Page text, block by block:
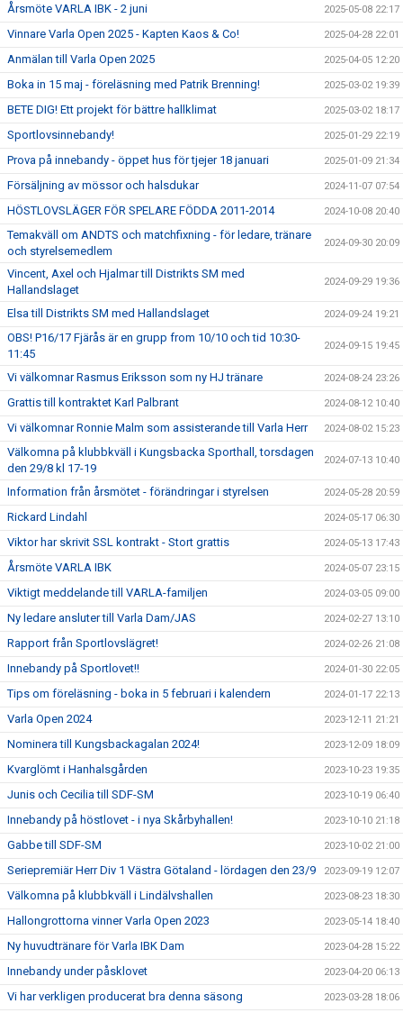
Årsmöte VARLA IBK - 2 juni 2025-05-08 22:17
Vinnare Varla Open 2025 - Kapten Kaos & Co! 2025-04-28 22:01
Anmälan till Varla Open 2025 2025-04-05 12:20
Boka in 15 maj - föreläsning med Patrik Brenning! 2025-03-02 19:39
BETE DIG! Ett projekt för bättre hallklimat 2025-03-02 18:17
Sportlovsinnebandy! 2025-01-29 22:19
Prova på innebandy - öppet hus för tjejer 18 januari 2025-01-09 21:34
Försäljning av mössor och halsdukar 2024-11-07 07:54
HÖSTLOVSLÄGER FÖR SPELARE FÖDDA 2011-2014 2024-10-08 20:40
Temakväll om ANDTS och matchfixning - för ledare, tränare
och styrelsemedlem
2024-09-30 20:09
Vincent, Axel och Hjalmar till Distrikts SM med
Hallandslaget
2024-09-29 19:36
Elsa till Distrikts SM med Hallandslaget 2024-09-24 19:21
OBS! P16/17 Fjärås är en grupp from 10/10 och tid 10:30-
11:45
2024-09-15 19:45
Vi välkomnar Rasmus Eriksson som ny HJ tränare 2024-08-24 23:26
Grattis till kontraktet Karl Palbrant 2024-08-12 10:40
Vi välkomnar Ronnie Malm som assisterande till Varla Herr 2024-08-02 15:23
Välkomna på klubbkväll i Kungsbacka Sporthall, torsdagen
den 29/8 kl 17-19
2024-07-13 10:40
Information från årsmötet - förändringar i styrelsen 2024-05-28 20:59
Rickard Lindahl 2024-05-17 06:30
Viktor har skrivit SSL kontrakt - Stort grattis 2024-05-13 17:43
Årsmöte VARLA IBK 2024-05-07 23:15
Viktigt meddelande till VARLA-familjen 2024-03-05 09:00
Ny ledare ansluter till Varla Dam/JAS 2024-02-27 13:10
Rapport från Sportlovslägret! 2024-02-26 21:08
Innebandy på Sportlovet!! 2024-01-30 22:05
Tips om föreläsning - boka in 5 februari i kalendern 2024-01-17 22:13
Varla Open 2024 2023-12-11 21:21
Nominera till Kungsbackagalan 2024! 2023-12-09 18:09
Kvarglömt i Hanhalsgården 2023-10-23 19:35
Junis och Cecilia till SDF-SM 2023-10-19 06:40
Innebandy på höstlovet - i nya Skårbyhallen! 2023-10-10 21:18
Gabbe till SDF-SM 2023-10-02 21:00
Seriepremiär Herr Div 1 Västra Götaland - lördagen den 23/9 2023-09-19 12:07
Välkomna på klubbkväll i Lindälvshallen 2023-08-23 18:30
Hallongrottorna vinner Varla Open 2023 2023-05-14 18:40
Ny huvudtränare för Varla IBK Dam 2023-04-28 15:22
Innebandy under påsklovet 2023-04-20 06:13
Vi har verkligen producerat bra denna säsong 2023-03-28 18:06